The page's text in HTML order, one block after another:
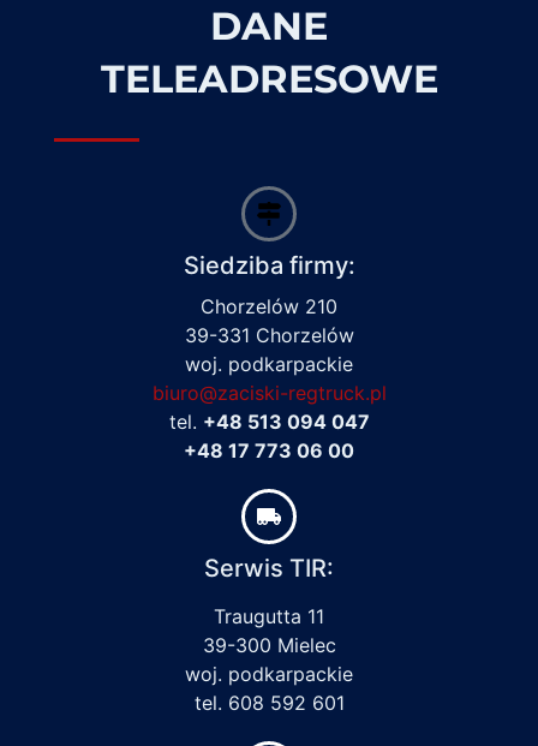
DANE
TELEADRESOWE
Siedziba firmy:
Chorzelów 210
39-331 Chorzelów
woj. podkarpackie
biuro@zaciski-regtruck.pl
tel. +48 513 094 047
+48 17 773 06 00
Serwis TIR:
Traugutta 11
39-300 Mielec
woj. podkarpackie
tel. 608 592 601